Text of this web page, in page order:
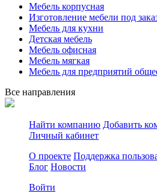
Мебель корпусная
Изготовление мебели под
Мебель для кухни
Детская мебель
Мебель офисная
Мебель мягкая
Мебель для предприятий
Все направления
Найти компанию Добавить
Личный кабинет
О проекте Поддержка
Блог Новости
Войти